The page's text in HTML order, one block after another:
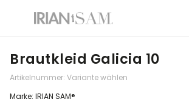
Brautkleid Galicia 10
Artikelnummer: Variante wählen
Marke: IRIAN SAM®